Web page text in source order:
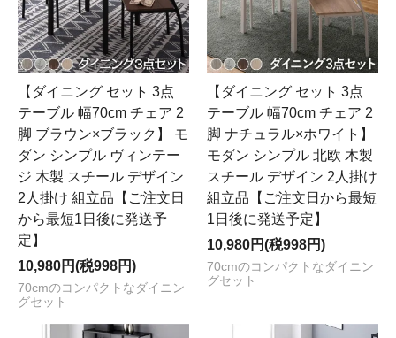
【ダイニング セット 3点
テーブル 幅70cm チェア 2
脚 ブラウン×ブラック】 モ
ダン シンプル ヴィンテー
ジ 木製 スチール デザイン
2人掛け 組立品【ご注文日
から最短1日後に発送予
定】
10,980円(税998円)
70cmのコンパクトなダイニン
グセット
【ダイニング セット 3点
テーブル 幅70cm チェア 2
脚 ナチュラル×ホワイト】
モダン シンプル 北欧 木製
スチール デザイン 2人掛け
組立品【ご注文日から最短
1日後に発送予定】
10,980円(税998円)
70cmのコンパクトなダイニン
グセット